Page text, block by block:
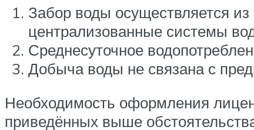
Забор воды осуществляется из
централизованные системы
Среднесуточное
Добыча воды не связана с
Необходимость оформления
приведённых выше